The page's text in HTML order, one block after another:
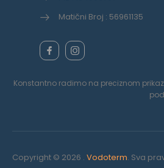
Matični Broj : 56961135
Konstantno radimo na preciznom
Copyright © 2026 . Vodoterm. Sva